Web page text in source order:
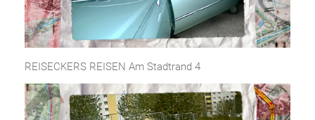
REISECKERS REISEN Am Stadtrand 4